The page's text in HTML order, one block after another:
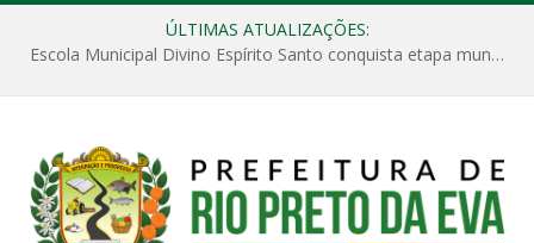
ÚLTIMAS ATUALIZAÇÕES:
Escola Municipal Divino Espírito Santo conquista etapa municipal da V Feira Amazonense de Matemática